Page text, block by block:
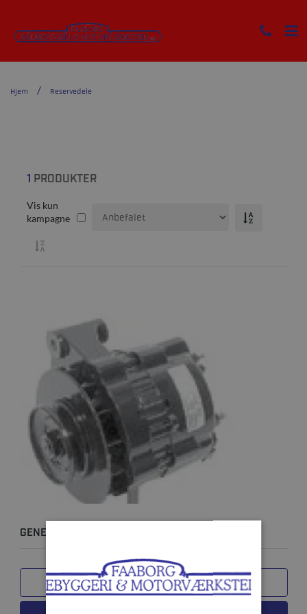
Hjem Reservedele
1 PRODUKTER
Vis kun
kampagne
GENERATOR R4, V6 & V8
SAMMENLIGN